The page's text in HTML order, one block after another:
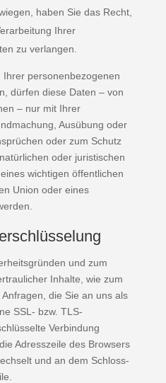
haben Sie das Recht,
Ihrer
zu verlangen.
personenbezogenen
dürfen diese Daten – von
– nur mit Ihrer
Ausübung oder
oder zum Schutz
oder juristischen
wichtigen öffentlichen
Union oder eines
und zum
Inhalte, wie zum
die Sie an uns als
SSL- bzw. TLS-
Verbindung
Adresszeile des Browsers
und an dem Schloss-